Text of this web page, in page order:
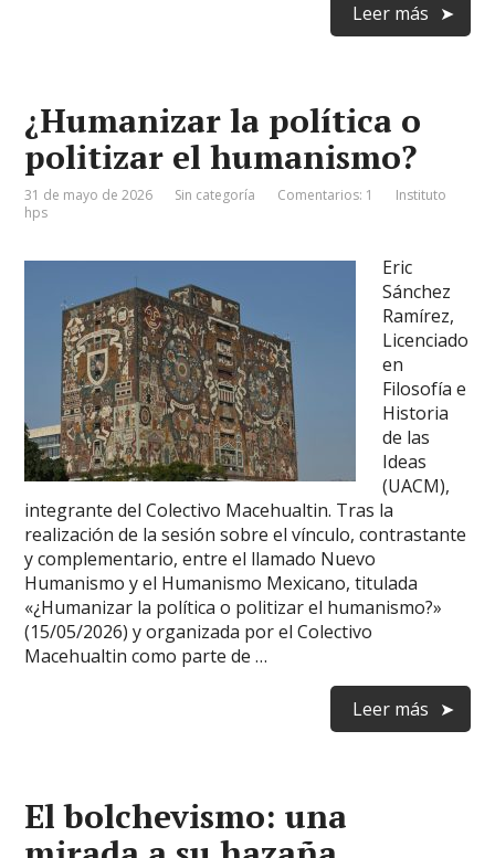
Leer más
¿Humanizar la política o
politizar el humanismo?
31 de mayo de 2026 Sin categoría Comentarios: 1
Instituto
hps
Eric
Sánchez
Ramírez,
Licenciado
en
Filosofía e
Historia
de las
Ideas
(UACM),
integrante del Colectivo Macehualtin. Tras la
realización de la sesión sobre el vínculo, contrastante
y complementario, entre el llamado Nuevo
Humanismo y el Humanismo Mexicano, titulada
«¿Humanizar la política o politizar el humanismo?»
(15/05/2026) y organizada por el Colectivo
Macehualtin como parte de …
Leer más
El bolchevismo: una